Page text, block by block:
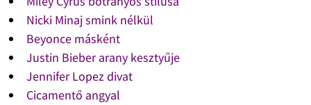
Nicki Minaj smink nélkül
Beyonce másként
Justin Bieber arany kesztyűje
Jennifer Lopez divat
Cicamentő angyal